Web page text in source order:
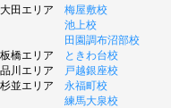
大田エリア
梅屋敷校
池上校
田園調布沼部校
板橋エリア
ときわ台校
品川エリア
戸越銀座校
杉並エリア
永福町校
練馬大泉校